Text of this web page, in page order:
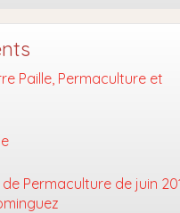
Paille, Permaculture et
Permaculture de juin